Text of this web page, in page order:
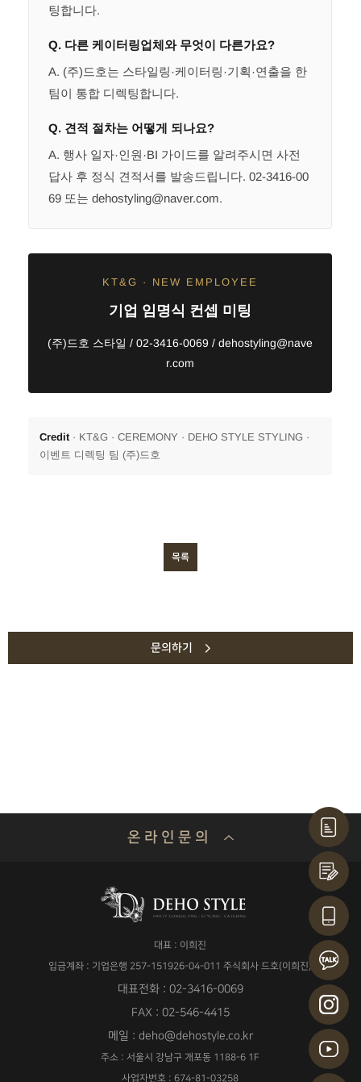
팅합니다.
Q. 다른 케이터링업체와 무엇이 다른가요?
A. (주)드호는 스타일링·케이터링·기획·연출을 한
팀이 통합 디렉팅합니다.
Q. 견적 절차는 어떻게 되나요?
A. 행사 일자·인원·BI 가이드를 알려주시면 사전
답사 후 정식 견적서를 발송드립니다. 02-3416-00
69 또는 dehostyling@naver.com.
KT&G · NEW EMPLOYEE
기업 임명식 컨셉 미팅
(주)드호 스타일 / 02-3416-0069 / dehostyling@nave
r.com
Credit · KT&G · CEREMONY · DEHO STYLE STYLING ·
이벤트 디렉팅 팀 (주)드호
목록
문의하기
온 라 인 문 의
대표 : 이희진
입금계좌 : 기업은행 257-151926-04-011 주식회사 드호(이희진)
대표전화 : 02-3416-0069
FAX : 02-546-4415
메일 : deho@dehostyle.co.kr
주소 : 서울시 강남구 개포동 1188-6 1F
사업자번호 : 674-81-03258